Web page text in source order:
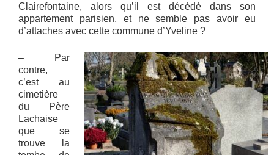
Clairefontaine, alors qu’il est décédé dans son
appartement parisien, et ne semble pas avoir eu
d’attaches avec cette commune d’Yveline ?
– Par
contre,
c’est au
cimetière
du Père
Lachaise
que se
trouve la